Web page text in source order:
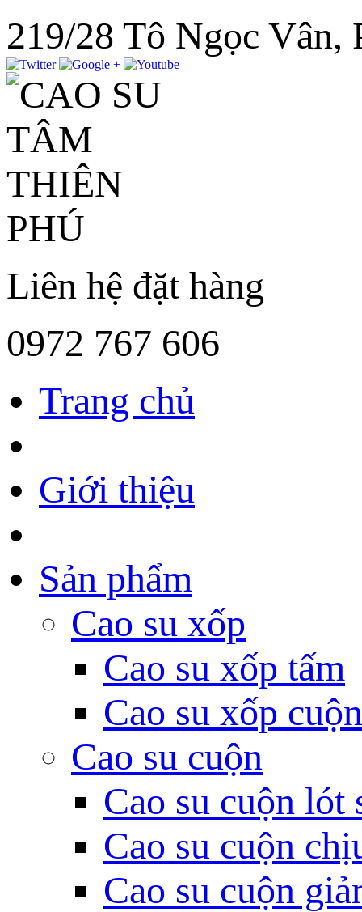
219/28 Tô Ngọc
Liên hệ đặt hàng
0972 767 606
Trang chủ
Giới thiệu
Sản phẩm
Cao su xốp
Cao su xốp tấm
Cao su xốp cuộn
Cao su cuộn
Cao su cuộn lót
Cao su cuộn
Cao su cuộn